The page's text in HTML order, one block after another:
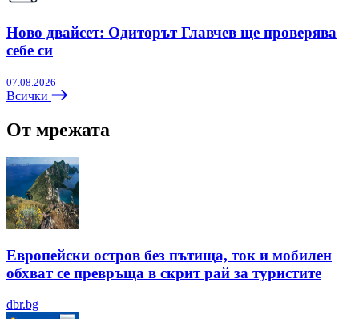
Ново двайсет: Одиторът Главчев ще проверява
себе си
07.08.2026
Всички
От мрежата
Европейски остров без пътища, ток и мобилен
обхват се превръща в скрит рай за туристите
dbr.bg